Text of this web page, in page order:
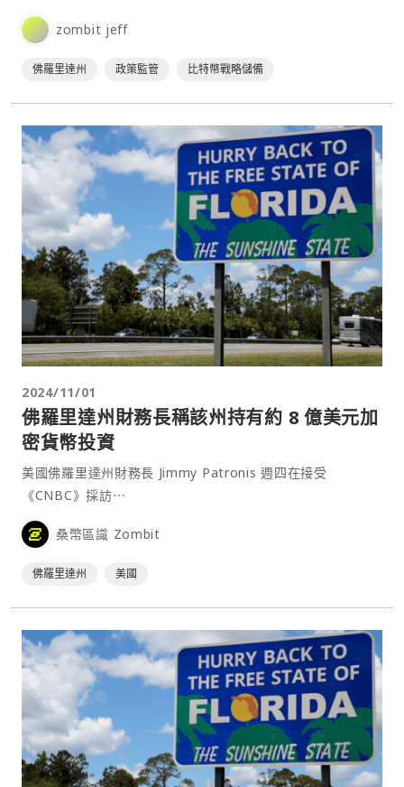
zombit jeff
佛羅里達州 政策監管 比特幣戰略儲備
2024/11/01
佛羅里達州財務長稱該州持有約 8 億美元加
密貨幣投資
美國佛羅里達州財務長 Jimmy Patronis 週四在接受
《CNBC》採訪⋯
桑幣區識 Zombit
佛羅里達州 美國